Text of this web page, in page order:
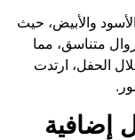
الأسود والأبيض، حيث
متناسق، مما
الحفل، ارتدت
إضافية